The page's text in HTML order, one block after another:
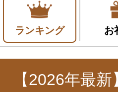
ランキング お
【2026年最